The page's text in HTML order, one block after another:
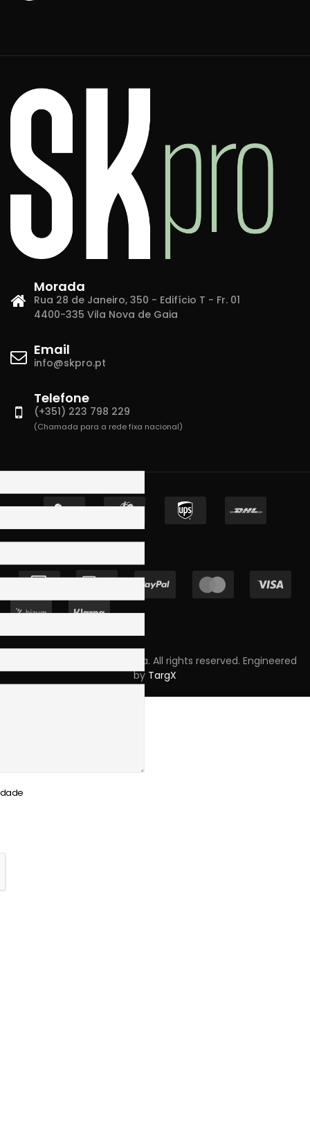
Morada
Rua 28 de Janeiro, 350 - Edifício T - Fr. 01
4400-335 Vila Nova de Gaia
Email
info@skpro.pt
Telefone
(+351) 223 798 229
(Chamada para a rede fixa nacional)
Copyright © 2023 Skpro, Lda. All rights reserved. Engineered
by TargX